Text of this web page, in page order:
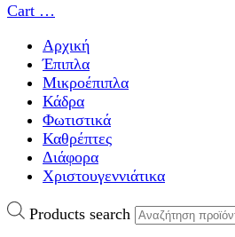
Cart …
Αρχική
Έπιπλα
Μικροέπιπλα
Κάδρα
Φωτιστικά
Καθρέπτες
Διάφορα
Χριστουγεννιάτικα
Products search